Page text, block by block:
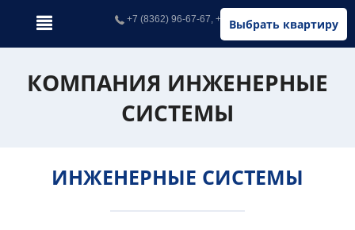
Выбрать квартиру
+7 (8362) 96-67-67, +7 (902) 326-67-67
КОМПАНИЯ ИНЖЕНЕРНЫЕ
СИСТЕМЫ
ИНЖЕНЕРНЫЕ СИСТЕМЫ